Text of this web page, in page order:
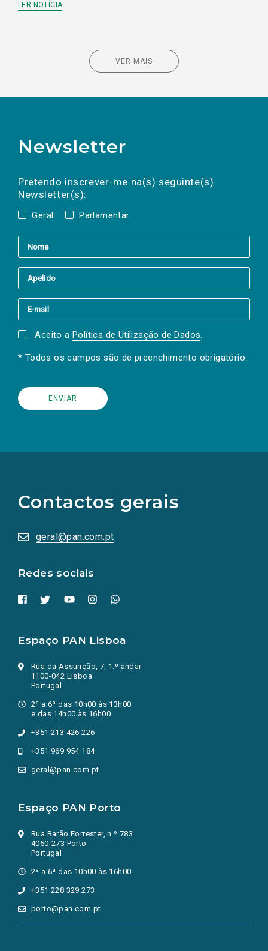
LER NOTÍCIA
VER MAIS
Newsletter
Pretendo inscrever-me na(s) seguinte(s)
Newsletter(s):
Geral Parlamentar
a(s) newsletter(s).
mail
Aceito a Política de Utilização de Dados.
* Todos os campos são de preenchimento obrigatório.
Contactos gerais
geral@pan.com.pt
Redes sociais
redes
sociais
numa
nova
Espaço PAN Lisboa
Rua da Assunção, 7, 1.º andar
1100-042 Lisboa
Portugal
2ª a 6ª das 10h00 às 13h00
e das 14h00 às 16h00
+351 213 426 226
+351 969 954 184
geral@pan.com.pt
Espaço PAN Porto
Rua Barão Forrester, n.º 783
4050-273 Porto
Portugal
2ª a 6ª das 10h00 às 16h00
+351 228 329 273
porto@pan.com.pt